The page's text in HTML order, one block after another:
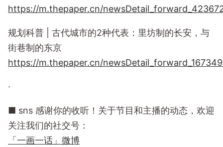
https://m.thepaper.cn/
规划科普 | 古代城市的2种代表：里坊制的长安，与
街巷制的东京
https://m.thepaper.cn/
·
■ sns 感谢你的收听！关于节目和主播的动态，欢迎
关注我们的社交号：
「一画一话」微博